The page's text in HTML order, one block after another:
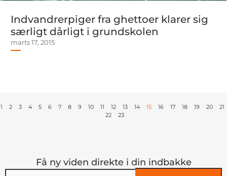
Indvandrerpiger fra ghettoer klarer sig
særligt dårligt i grundskolen
marts 17, 2015
1 2 3 4 5 6 7 8 9 10 11 12 13 14 15 16 17 18 19 20
21
22
23
Få ny viden direkte i din indbakke